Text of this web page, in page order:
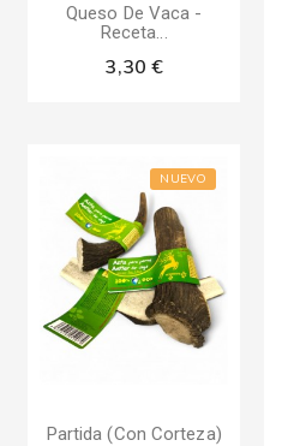
Queso De Vaca -
Receta...
3,30 €
NUEVO
Partida (Con Corteza)